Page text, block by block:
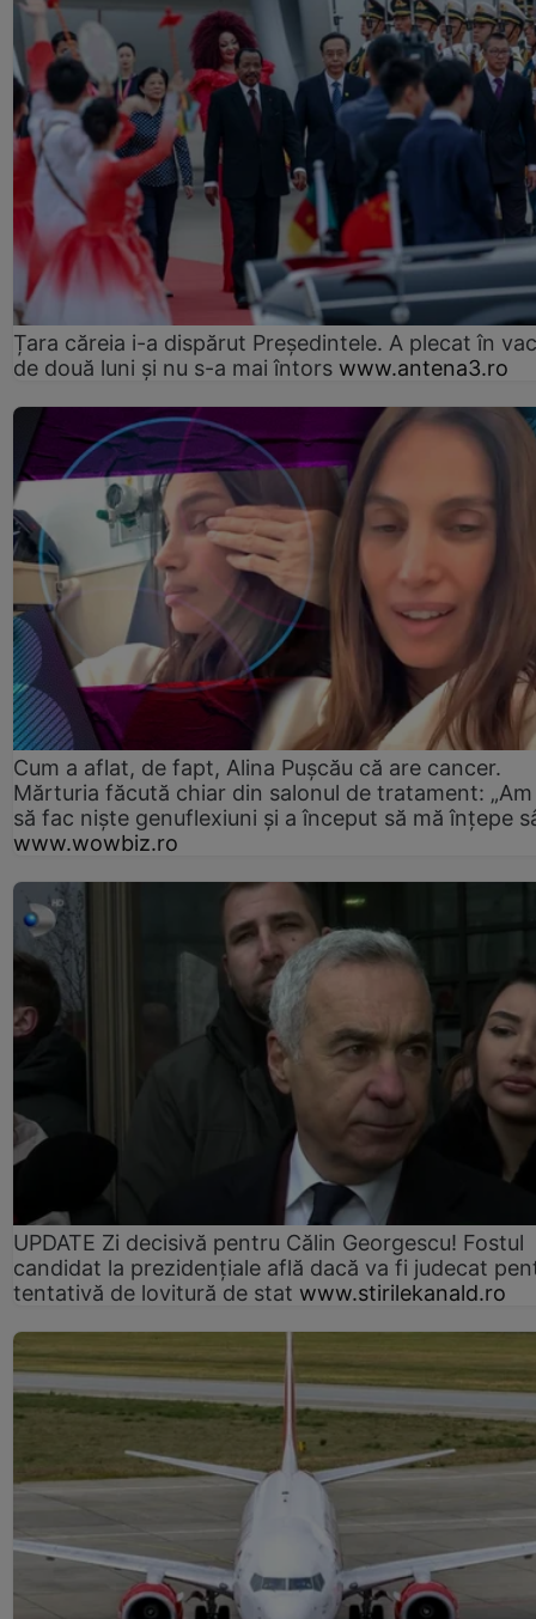
Țara căreia i-a dispărut Președintele. A plecat în
de două luni și nu s-a mai întors www.antena3.ro
Cum a aflat, de fapt, Alina Pușcău că are cancer.
Mărturia făcută chiar din salonul de tratament:
să fac niște genuflexiuni și a început să mă înțepe
www.wowbiz.ro
UPDATE Zi decisivă pentru Călin Georgescu! Fostul
candidat la prezidențiale află dacă va fi judecat
tentativă de lovitură de stat www.stirilekanald.ro